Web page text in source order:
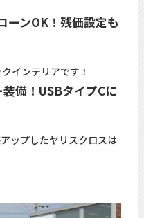
ーンOK！残価設定も
インテリアです！
備！USBタイプCに
ップしたヤリスクロスは